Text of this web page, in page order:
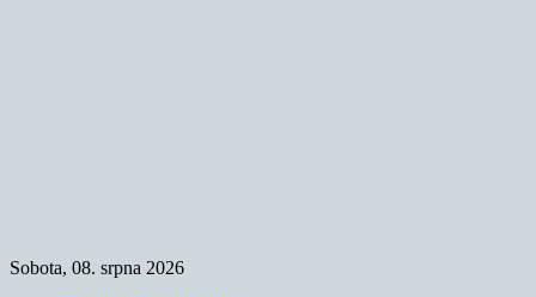
Sobota, 08. srpna 2026